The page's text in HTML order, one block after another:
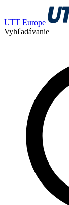
UTT Europe
Vyhľadávanie